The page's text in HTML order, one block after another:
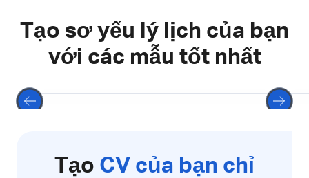
Tạo sơ yếu lý lịch của bạn
với các mẫu tốt nhất
Tạo CV của bạn chỉ